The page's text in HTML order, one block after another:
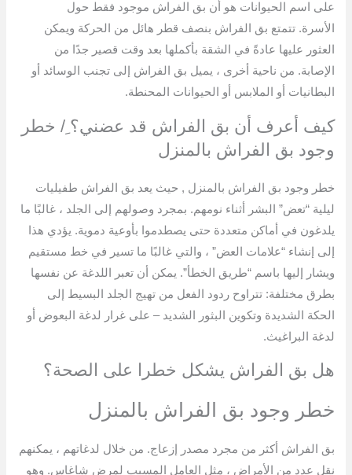
على اسم الحيوانات هو أن بق الفراش موجود فقط حول
الأسرة. تتمتع بق الفراش بنصف قطر هائل من الحركة ويمكن
العثور عليها عادةً في الشقة بأكملها بعد وقت قصير جدًا من
الإصابة. من ناحية أخرى ، يميل بق الفراش إلى تجنب الوسائد أو
البطانيات أو الملابس أو الحيوانات المحنطة.
كيف أعرف أن بق الفراش قد عضني؟ ِ/ خطر
وجود بق الفراش بالمنزل
خطر وجود بق الفراش بالمنزل , حيث يعد بق الفراش طفيليات
ليلية “تعض” البشر أثناء نومهم. بمجرد وصولهم إلى الجلد ، غالبًا ما
يلدغون في أماكن متعددة حتى يصطدموا بأوعية دموية. يؤدي هذا
إلى إنشاء “علامات العض” ، والتي غالبًا ما تسير في خط مستقيم
ويشار إليها باسم “طريق الخطأ”. يمكن أن تعبر اللدغة عن نفسها
بطرق مختلفة: تتراوح ردود الفعل من تهيج الجلد البسيط إلى
الحكة الشديدة وتكوين البثور الشديد – على غرار لدغة البعوض أو
لدغة البراغيث.
هل بق الفراش يشكل خطرا على الصحة؟
خطر وجود بق الفراش بالمنزل
بق الفراش أكثر من مجرد مصدر إزعاج. من خلال لدغاتهم ، يمكنهم
نقل عدد من الأمراض ، مثل العامل المسبب لمرض شاغاس. وهو